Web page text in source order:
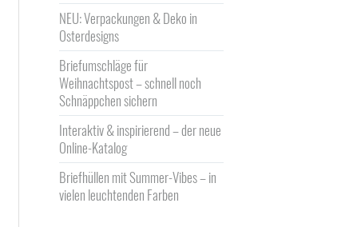
NEU: Verpackungen & Deko in
Osterdesigns
Briefumschläge für
Weihnachtspost – schnell noch
Schnäppchen sichern
Interaktiv & inspirierend – der neue
Online-Katalog
Briefhüllen mit Summer-Vibes – in
vielen leuchtenden Farben